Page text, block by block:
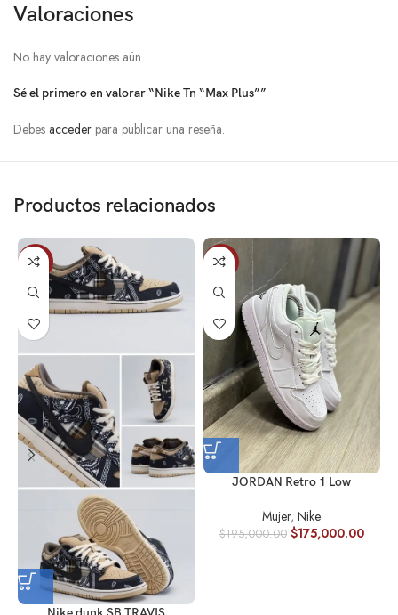
Valoraciones
No hay valoraciones aún.
Sé el primero en valorar “Nike Tn “Max Plus””
Debesacceder para publicar una reseña.
Productos relacionados
-15% -10%
JORDAN Retro 1 Low
Mujer,Nike
$195,000.00 $175,000.00